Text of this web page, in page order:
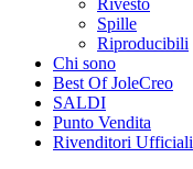
Rivesto
Spille
Riproducibili
Chi sono
Best Of JoleCreo
SALDI
Punto Vendita
Rivenditori Ufficiali